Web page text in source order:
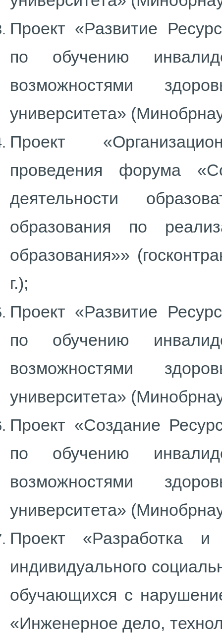
Проект «Развитие
по обучению
возможностями
университета»
Проект
проведения форума
деятельности
образования по
образования»»
г.);
Проект «Развитие
по обучению
возможностями
университета»
Проект «Создание
по обучению
возможностями
университета»
Проект «Разработка
индивидуального
обучающихся с
«Инженерное дело,